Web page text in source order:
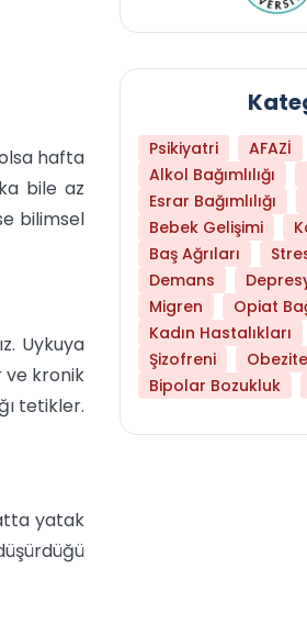
hafta
bile az
bilimsel
Uykuya
ve kronik
tetikler.
yatak
Psikiyatri AFAZİ
Alkol Bağımlılığı
Esrar Bağımlılığı
Bebek Gelişimi
Baş Ağrıları
Demans
Migren
Opiat
Kadın Hastalıkları
Şizofreni
Obezite
Bipolar Bozukluk